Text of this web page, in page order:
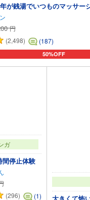
が銭湯でいつものマッサー
円
(2,498)
(187)
50%OFF
カートに追加
ガ
間停止体験
(296)
(1)